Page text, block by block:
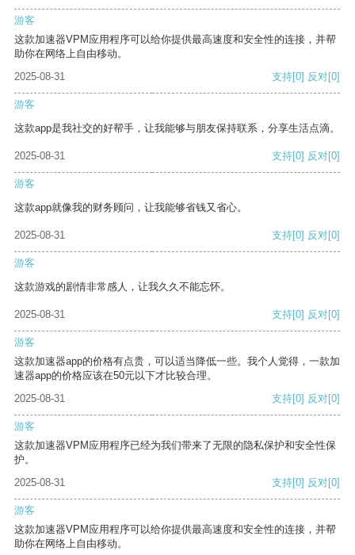
游客
这款加速器VPM应用程序可以给你提供最高速度和安全性的连接，并帮
助你在网络上自由移动。
2025-08-31
支持[0] 反对[0]
游客
这款app是我社交的好帮手，让我能够与朋友保持联系，分享生活点滴。
2025-08-31 支持[0] 反对[0]
游客
这款app就像我的财务顾问，让我能够省钱又省心。
2025-08-31 支持[0] 反对[0]
游客
这款游戏的剧情非常感人，让我久久不能忘怀。
2025-08-31 支持[0] 反对[0]
游客
这款加速器app的价格有点贵，可以适当降低一些。我个人觉得，一款加
速器app的价格应该在50元以下才比较合理。
2025-08-31
支持[0] 反对[0]
游客
这款加速器VPM应用程序已经为我们带来了无限的隐私保护和安全性保
护。
2025-08-31
支持[0] 反对[0]
游客
这款加速器VPM应用程序可以给你提供最高速度和安全性的连接，并帮
助你在网络上自由移动。